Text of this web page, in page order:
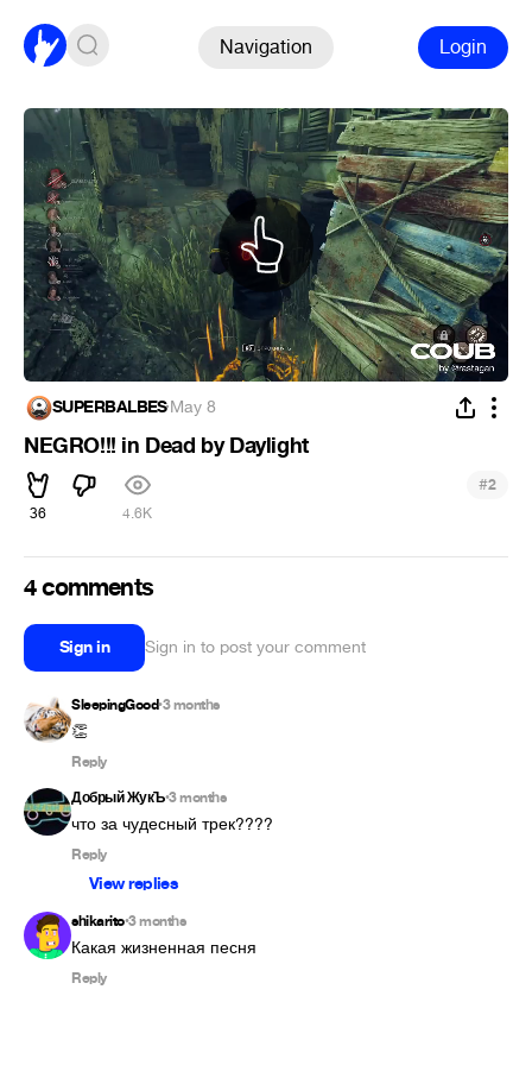
Navigation Login
SUPERBALBES·May 8
NEGRO!!! in Dead by Daylight
36 4.6K
#2
4 comments
Sign in Sign in to post your comment
SleepingGood•3 months
👏
Reply
Добрый ЖукЪ•3 months
что за чудесный трек????
Reply
View replies
shikarito•3 months
Какая жизненная песня
Reply